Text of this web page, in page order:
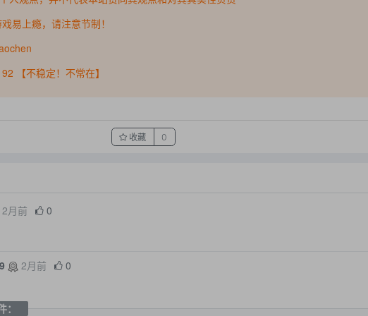
易上瘾，请注意节制！
【不稳定！不常在】
收藏 0
2月前 0
2月前 0